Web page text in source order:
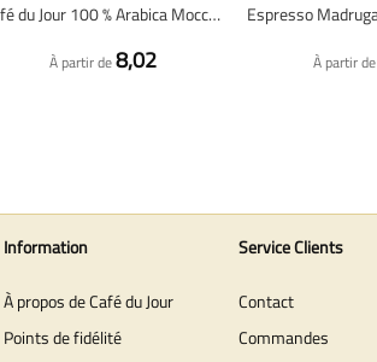
Café du Jour 100 % Arabica Mocca - café en grains fraîchement torréfié
À partir de8,02 À partir de
Information
À propos de Café du Jour
Points de fidélité
Service Clients
Contact
Commandes